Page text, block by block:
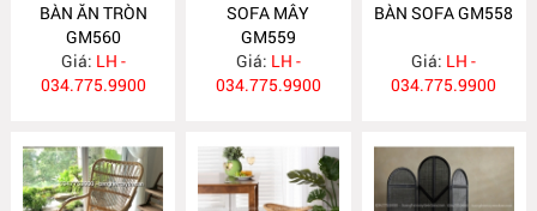
BÀN ĂN TRÒN
GM560
Giá: LH -
034.775.9900
SOFA MÂY
GM559
Giá: LH -
034.775.9900
BÀN SOFA GM558
Giá: LH -
034.775.9900